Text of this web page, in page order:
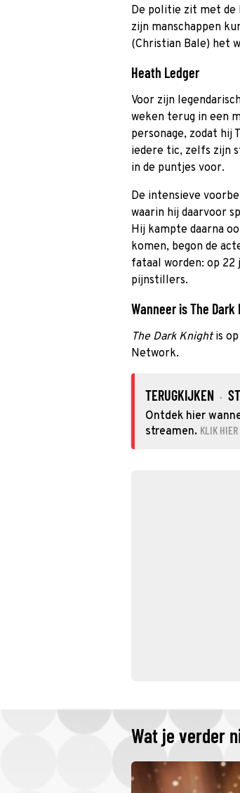
De politie zit met de
zijn manschappen
(Christian Bale) het
Heath Ledger
Voor zijn
weken terug in een
personage, zodat hij
iedere tic, zelfs zijn
in de puntjes voor.
De intensieve
waarin hij daarvoor
Hij kampte daarna
komen, begon de
fataal worden: op 22
pijnstillers.
Wanneer is The
The Dark Knightis op
Network.
TERUGKIJKEN ·
Ontdek hier
streamen. KLIK HIER
Wat je verder